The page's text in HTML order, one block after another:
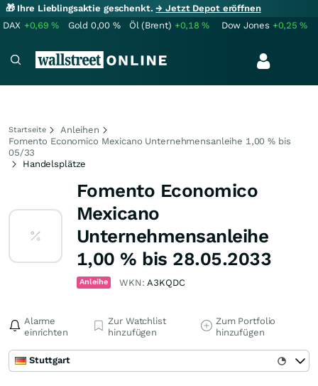
🎁 Ihre Lieblingsaktie geschenkt.→ Jetzt Depot eröffnen
DAX +0,69% Gold 0,00 % Öl (Brent) +0,18% Dow Jones +0,25%
Startseite
Anleihen
Fomento Economico Mexicano Unternehmensanleihe 1,00 % bis
05/33
Handelsplätze
Fomento Economico
Mexicano
Unternehmensanleihe
1,00 % bis 28.05.2033
Anleihe WKN:A3KQDC
Alarme
einrichten
Zur Watchlist
hinzufügen
Zum Portfolio
hinzufügen
Stuttgart